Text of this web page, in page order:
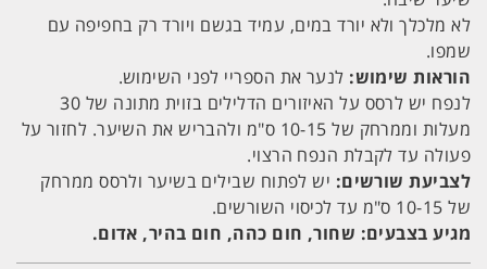
לא מלכלך ולא יורד במים, עמיד בגשם ויורד רק בחפיפה עם
שמפו.
הוראות שימוש: לנער את הספריי לפני השימוש.
לנפח יש לרסס על האיזורים הדלילים בזוית מתונה של 30
מעלות וממרחק של 10-15 ס"מ ולהבריש את השיער. לחזור על
פעולה עד לקבלת הנפח הרצוי.
לצביעת שורשים: יש לפתוח שבילים בשיער ולרסס ממרחק
של 10-15 ס"מ עד לכיסוי השורשים.
מגיע בצבעים: שחור, חום כהה, חום בהיר, אדום.